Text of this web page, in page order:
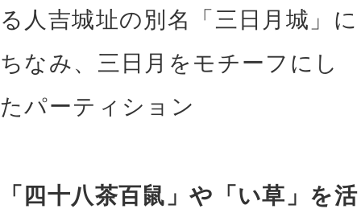
る人吉城址の別名「三日月城」に
ちなみ、三日月をモチーフにし
たパーティション
「四十八茶百鼠」や「い草」を活